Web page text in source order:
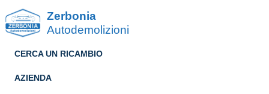
Zerbonia
Autodemolizioni
CERCA UN RICAMBIO
AZIENDA